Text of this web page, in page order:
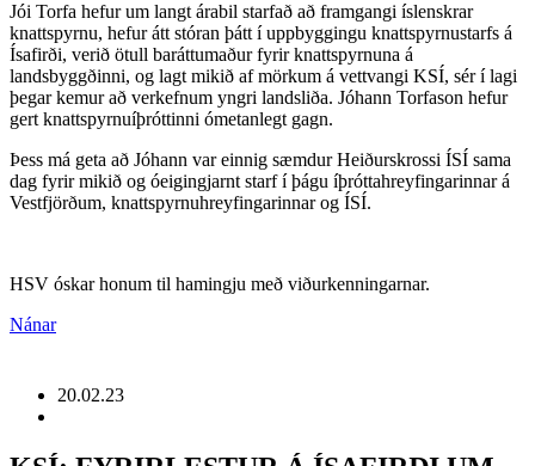
Jói Torfa hefur um langt árabil starfað að framgangi íslenskrar
knattspyrnu, hefur átt stóran þátt í uppbyggingu knattspyrnustarfs á
Ísafirði, verið ötull baráttumaður fyrir knattspyrnuna á
landsbyggðinni, og lagt mikið af mörkum á vettvangi KSÍ, sér í lagi
þegar kemur að verkefnum yngri landsliða. Jóhann Torfason hefur
gert knattspyrnuíþróttinni ómetanlegt gagn.
Þess má geta að Jóhann var einnig sæmdur Heiðurskrossi ÍSÍ sama
dag fyrir mikið og óeigingjarnt starf í þágu íþróttahreyfingarinnar á
Vestfjörðum, knattspyrnuhreyfingarinnar og ÍSÍ.
HSV óskar honum til hamingju með viðurkenningarnar.
Nánar
20.02.23